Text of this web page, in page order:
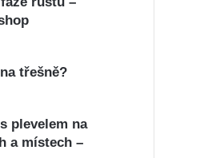
třešně?
plevelem na
a místech –